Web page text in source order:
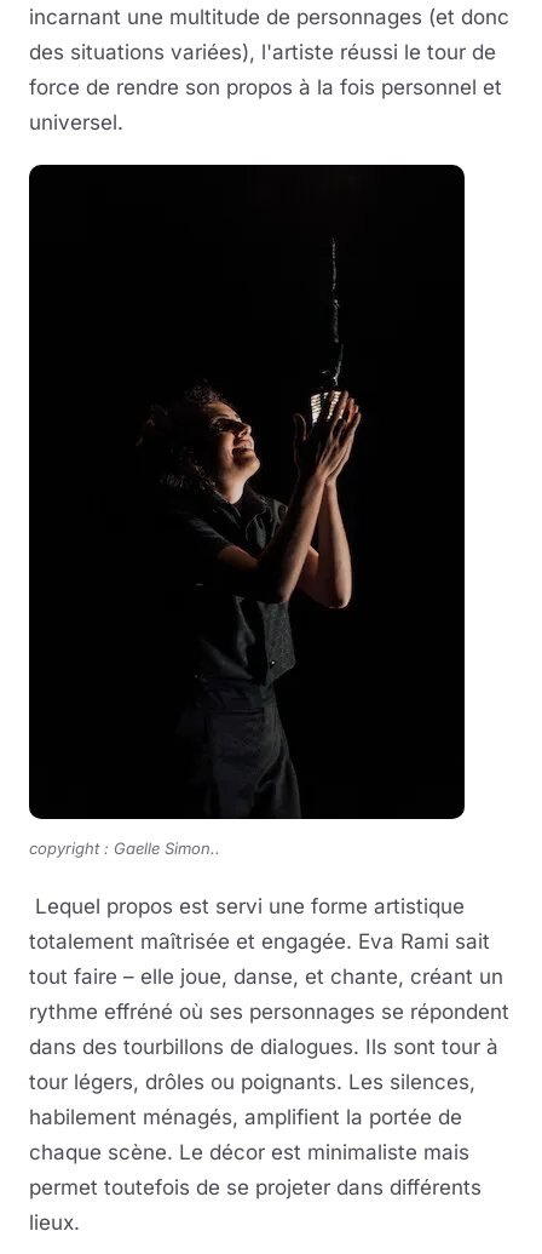
incarnant une multitude de personnages (et donc
des situations variées), l'artiste réussi le tour de
force de rendre son propos à la fois personnel et
universel.
copyright : Gaelle Simon..
Lequel propos est servi une forme artistique
totalement maîtrisée et engagée. Eva Rami sait
tout faire – elle joue, danse, et chante, créant un
rythme effréné où ses personnages se répondent
dans des tourbillons de dialogues. Ils sont tour à
tour légers, drôles ou poignants. Les silences,
habilement ménagés, amplifient la portée de
chaque scène. Le décor est minimaliste mais
permet toutefois de se projeter dans différents
lieux.